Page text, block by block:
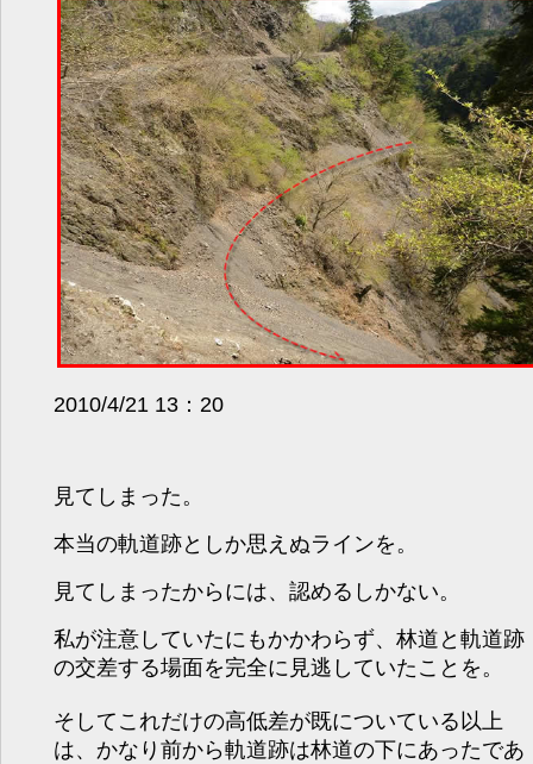
2010/4/21 13：20
見てしまった。
本当の軌道跡としか思えぬラインを。
見てしまったからには、認めるしかない。
私が注意していたにもかかわらず、林道と軌道跡
の交差する場面を完全に見逃していたことを。
そしてこれだけの高低差が既についている以上
は、かなり前から軌道跡は林道の下にあったであ